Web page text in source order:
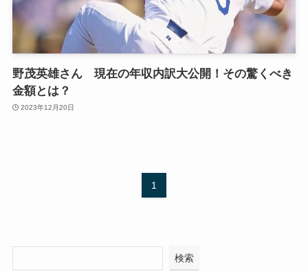
野茂英雄さん 現在の年収内訳大公開！その驚くべき
金額とは？
2023年12月20日
1
検索